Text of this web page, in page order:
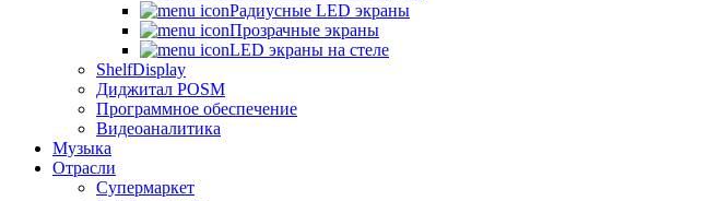
Радиусные LED экраны
Прозрачные экраны
LED экраны на стеле
ShelfDisplay
Диджитал POSM
Программное обеспечение
Видеоаналитика
Музыка
Отрасли
Супермаркет